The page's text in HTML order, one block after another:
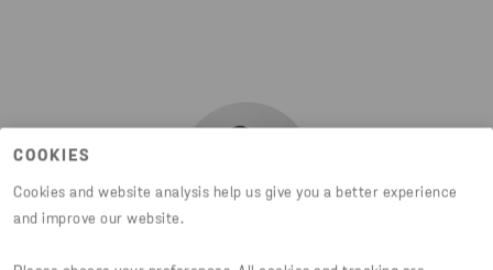
COOKIES
Cookies and website analysis help us give you a better experience
and improve our website.